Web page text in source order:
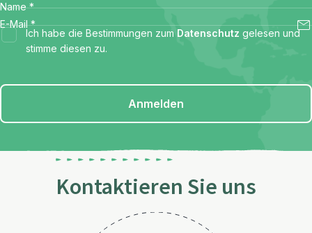
Name *
E-Mail *
Ich habe die Bestimmungen zum Datenschutz gelesen und
stimme diesen zu.
Anmelden
Kontaktieren Sie uns